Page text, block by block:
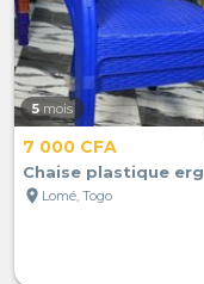
5 mois
7 000 CFA
Chaise plastique erg
location_on Lomé, Togo